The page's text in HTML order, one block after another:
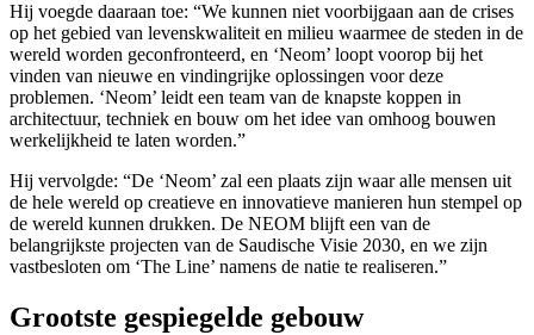
Hij voegde daaraan toe: “We kunnen niet voorbijgaan aan de crises
op het gebied van levenskwaliteit en milieu waarmee de steden in de
wereld worden geconfronteerd, en ‘Neom’ loopt voorop bij het
vinden van nieuwe en vindingrijke oplossingen voor deze
problemen. ‘Neom’ leidt een team van de knapste koppen in
architectuur, techniek en bouw om het idee van omhoog bouwen
werkelijkheid te laten worden.”
Hij vervolgde: “De ‘Neom’ zal een plaats zijn waar alle mensen uit
de hele wereld op creatieve en innovatieve manieren hun stempel op
de wereld kunnen drukken. De NEOM blijft een van de
belangrijkste projecten van de Saudische Visie 2030, en we zijn
vastbesloten om ‘The Line’ namens de natie te realiseren.”
Grootste gespiegelde gebouw